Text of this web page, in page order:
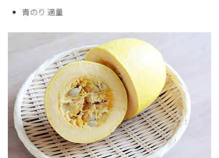
青のり 適量